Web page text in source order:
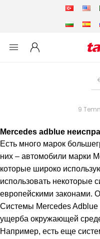
9
Mercedes adblue
Есть много марок
них – автомобили марки
которые широко
использовать некоторые
европейскими законами.
Системы Mercedes Adblue
ущерба окружающей
Например, есть еще